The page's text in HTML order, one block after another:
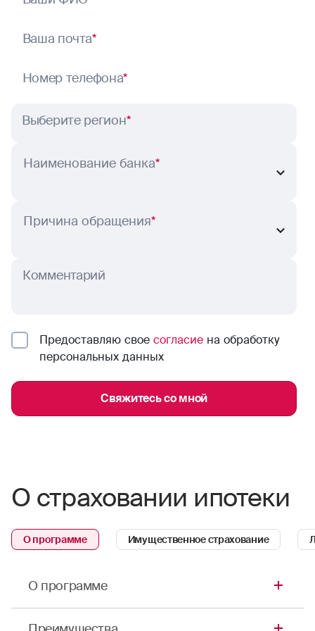
Ваша почта*
Номер телефона*
Выберите регион*
Наименование банка*
Причина обращения*
Комментарий
Предоставляю свое согласие на обработку
персональных данных
Свяжитесь со мной
О страховании ипотеки
О программе Имущественное страхование
О программе